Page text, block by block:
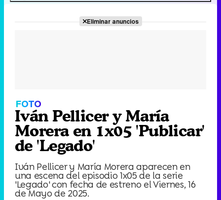
Eliminar anuncios
FOTO
Iván Pellicer y María
Morera en 1x05 'Publicar'
de 'Legado'
Iván Pellicer y María Morera aparecen en
una escena del episodio 1x05 de la serie
'Legado' con fecha de estreno el Viernes, 16
de Mayo de 2025.